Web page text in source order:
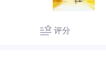
数不完的
友刚好
评分